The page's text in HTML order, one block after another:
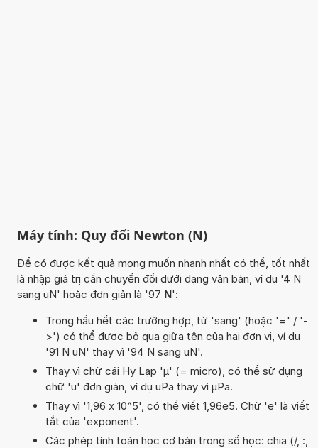
Máy tính: Quy đổi Newton (N)
Để có được kết quả mong muốn nhanh nhất có thể, tốt nhất
là nhập giá trị cần chuyển đổi dưới dạng văn bản, ví dụ '4 N
sang uN' hoặc đơn giản là '97 N':
Trong hầu hết các trường hợp, từ 'sang' (hoặc '=' / '-
>') có thể được bỏ qua giữa tên của hai đơn vị, ví dụ
'91 N uN' thay vì '94 N sang uN'.
Thay vì chữ cái Hy Lạp 'µ' (= micro), có thể sử dụng
chữ 'u' đơn giản, ví dụ uPa thay vì µPa.
Thay vì '1,96 x 10^5', có thể viết 1,96e5. Chữ 'e' là viết
tắt của 'exponent'.
Các phép tính toán học cơ bản trong số học: chia (/, :,